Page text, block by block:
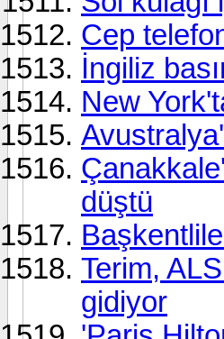
Cep
İngiliz
New
düştü
Terim,
gidiyor